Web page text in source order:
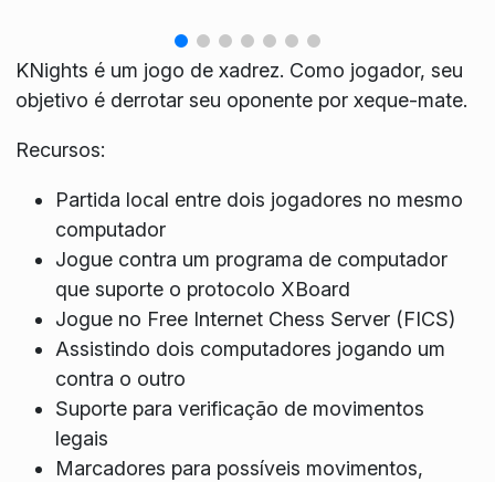
KNights é um jogo de xadrez. Como jogador, seu
objetivo é derrotar seu oponente por xeque-mate.
Recursos:
Partida local entre dois jogadores no mesmo
computador
Jogue contra um programa de computador
que suporte o protocolo XBoard
Jogue no Free Internet Chess Server (FICS)
Assistindo dois computadores jogando um
contra o outro
Suporte para verificação de movimentos
legais
Marcadores para possíveis movimentos,